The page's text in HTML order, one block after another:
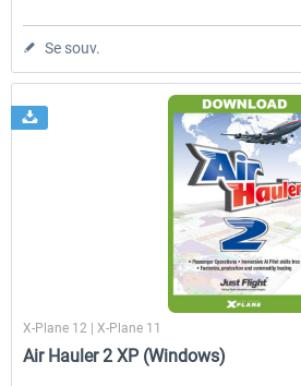
Se souv.
X-Plane 12 | X-Plane 11
Air Hauler 2 XP (Windows)